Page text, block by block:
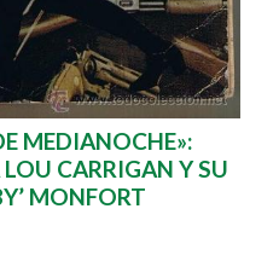
MEDIANOCHE»:
CARRIGAN Y SU
MONFORT